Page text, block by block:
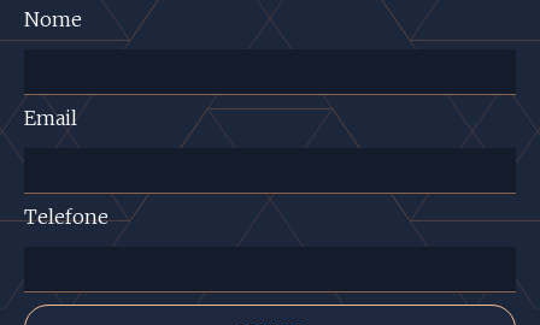
Nome
Email
Telefone